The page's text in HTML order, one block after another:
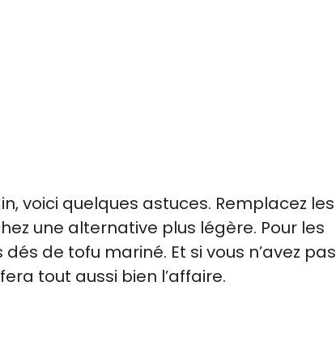
voici quelques astuces. Remplacez les
une alternative plus légère. Pour les
de tofu mariné. Et si vous n’avez pas
tout aussi bien l’affaire.